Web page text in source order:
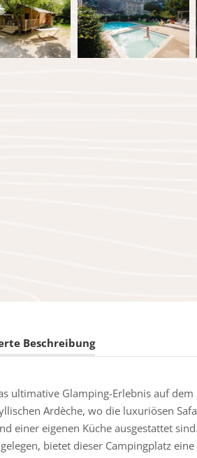
Beschreibung
ultimative Glamping-Erlebnis auf
Ardèche, wo die luxuriösen
einer eigenen Küche ausgestattet
bietet dieser Campingplatz